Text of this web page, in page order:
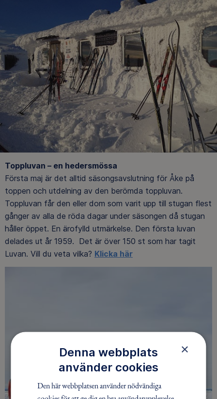
Toppluvan – en hedersmössa
Första maj är det alltid säsongsavslutning för Åke på
toppen och utdelning av den berömda toppluvan.
Toppluvan får den eller dom som varit upp till stugan flest
gånger av alla de röda dagar under säsongen då stugan
håller öppet. En ärofylld utmärkelse. Den första luvan
delades ut år 1959. Det är över 150 st som har tagit
Luvan. Vill du veta vilka? Klicka här
×
Denna webbplats
använder cookies
Den här webbplatsen använder nödvändiga